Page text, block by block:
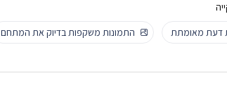
דעת מאומתת
התמונות משקפות בדיוק את המתחם